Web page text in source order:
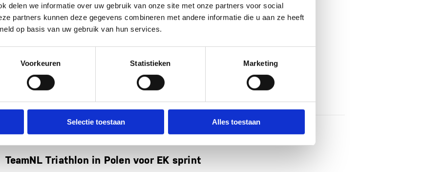
delen we informatie over uw gebruik van onze site met onze partners voor social
partners kunnen deze gegevens combineren met andere informatie die u aan ze heeft
op basis van uw gebruik van hun services.
Voorkeuren Statistieken Marketing
Selectie toestaan Alles toestaan
Klikhiervoor het aangepaste protocol verantwoord sporten van NOC*NSF
Klikhiervoor de veelgestelde vragen
Klikhiervoor het aangepaste zwembadprotocol
hiervoor een update van alle nieuwe maatregelen van de overheid per 28 november
TeamNL Triathlon in Polen voor EK sprint